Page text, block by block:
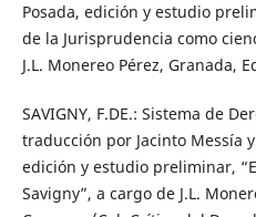
Posada, edición y estudio
de la Jurisprudencia como
J.L. Monereo Pérez, Granada,
SAVIGNY, F.DE.: Sistema de
traducción por Jacinto Messía
edición y estudio preliminar,
Savigny”, a cargo de J.L.